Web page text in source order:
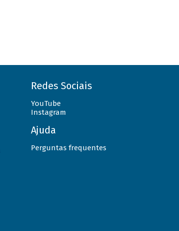
Redes Sociais
YouTube
Instagram
Ajuda
Perguntas frequentes